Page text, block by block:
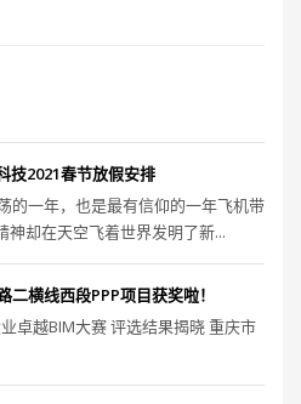
技2021春节放假安排
的一年，也是最有信仰的一年飞机带
神却在天空飞着世界发明了新...
横线西段PPP项目获奖啦！
卓越BIM大赛 评选结果揭晓 重庆市